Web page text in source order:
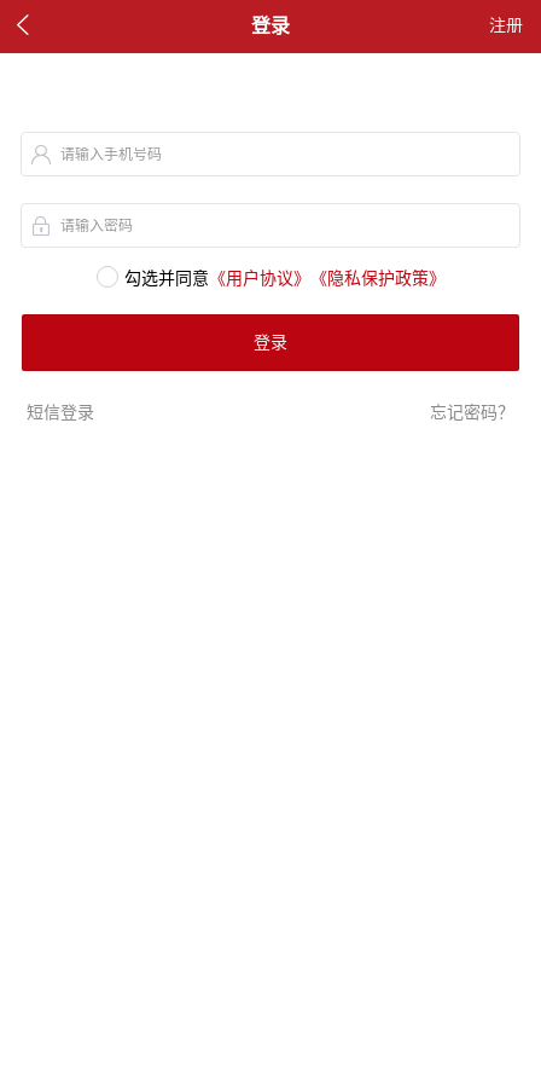
 登录 注册
请输入手机号码
请输入密码
勾选并同意 《用户协议》 《隐私保护政策》
登录
短信登录 忘记密码？